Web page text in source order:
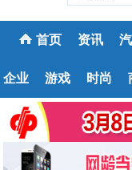
首页 资讯
企业 游戏 时尚